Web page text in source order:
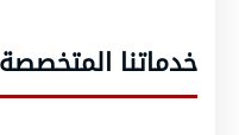
خدماتنا المتخصصة